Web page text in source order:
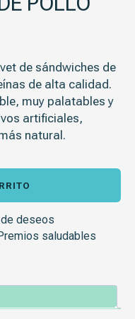
de sándwiches de
de alta calidad.
muy palatables y
artificiales,
natural.
deseos
saludables